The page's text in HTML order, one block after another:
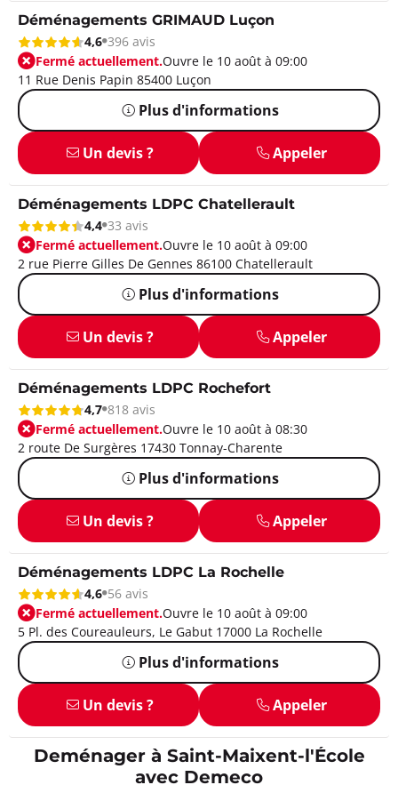
Déménagements GRIMAUD Luçon
4,6 396 avis
Fermé actuellement.Ouvre le 10 août à 09:00
11 Rue Denis Papin 85400 Luçon
Plus d'informations
Un devis ? Appeler
Déménagements LDPC Chatellerault
4,4 33 avis
Fermé actuellement.Ouvre le 10 août à 09:00
2 rue Pierre Gilles De Gennes 86100 Chatellerault
Plus d'informations
Un devis ? Appeler
Déménagements LDPC Rochefort
4,7 818 avis
Fermé actuellement.Ouvre le 10 août à 08:30
2 route De Surgères 17430 Tonnay-Charente
Plus d'informations
Un devis ? Appeler
Déménagements LDPC La Rochelle
4,6 56 avis
Fermé actuellement.Ouvre le 10 août à 09:00
5 Pl. des Coureauleurs, Le Gabut 17000 La Rochelle
Plus d'informations
Un devis ? Appeler
Deménager à Saint-Maixent-l'École
avec Demeco